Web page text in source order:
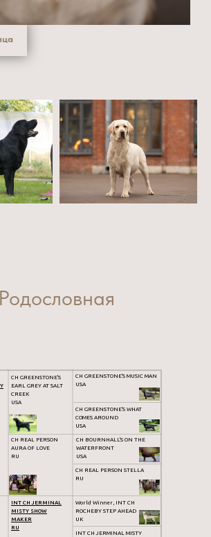
ген шоколадного окраса
Родословная
CH GREENSTONE'S
EARL GREY AT SALT
CREEK
USA
CH REAL PERSON
AURA OF LOVE
RU
INT CH JERMINAL
MISTY SHOW
MAKER
RU
CH GREENSTONE'S MUSIC MAN
USA
CH GREENSTONE'S WHAT
COMES AROUND
USA
CH REAL PERSON STELLA
RU
World Winner, INT CH
ROCHEBY STEP AHEAD
UK
INT CH JERMINAL MISTY
CH BOURNHALL'S ON THE
WATERFRONT
USA